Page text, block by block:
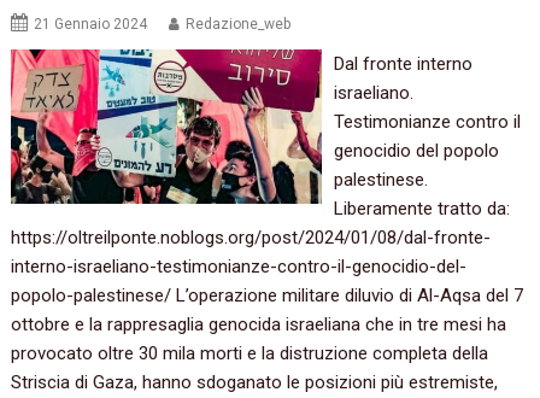
21 Gennaio 2024 Redazione_web
Dal fronte interno
israeliano.
Testimonianze contro il
genocidio del popolo
palestinese.
Liberamente tratto da:
https://oltreilponte.noblogs.org/post/2024/01/08/dal-fronte-
interno-israeliano-testimonianze-contro-il-genocidio-del-
popolo-palestinese/ L’operazione militare diluvio di Al-Aqsa del 7
ottobre e la rappresaglia genocida israeliana che in tre mesi ha
provocato oltre 30 mila morti e la distruzione completa della
Striscia di Gaza, hanno sdoganato le posizioni più estremiste,